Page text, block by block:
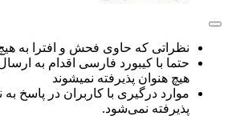
نظراتی که حاوی فحش و افترا به
حتما با کیبورد فارسی اقدام به
هیچ هنوان پذیرفته نمیشوند
موارد درگیری با کاربران در پاسخ
پذیرفته نمی‌شود.